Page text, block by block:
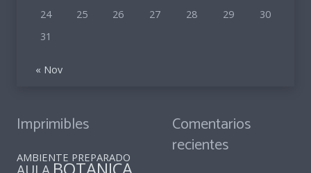
24
25 26 27 28 29
30
31
« Nov
Imprimibles
AMBIENTE PREPARADO
Comentarios
recientes